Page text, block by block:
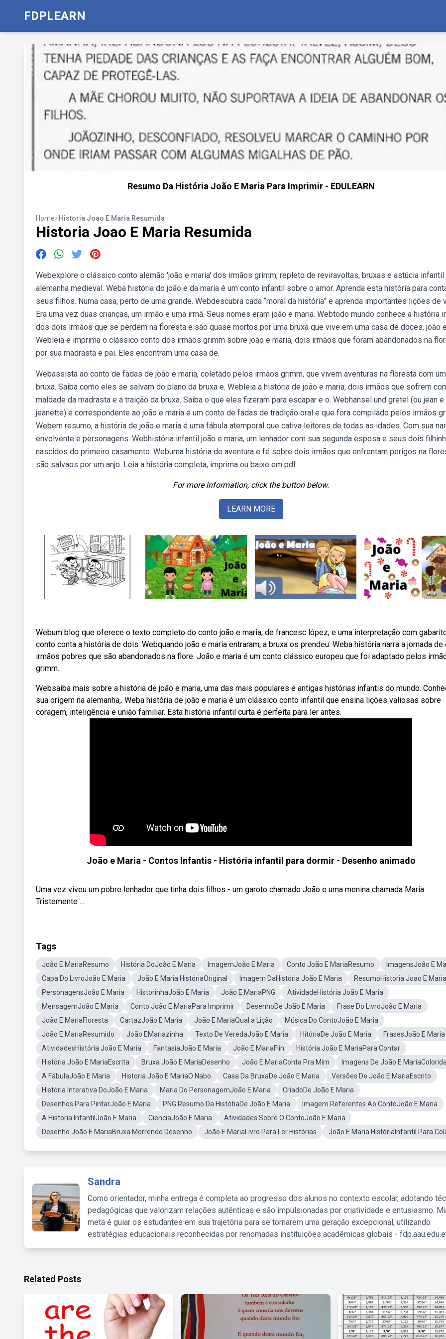
FDPLEARN
Resumo Da História João E Maria Para Imprimir - EDULEARN
Home>Historia Joao E Maria Resumida
Historia Joao E Maria Resumida
Webexplore o clássico conto alemão 'joão e maria' dos irmãos grimm, repleto de reviravoltas, bruxas e astúcia infantil
alemanha medieval. Weba história do joão e da maria é um conto infantil sobre o amor. Aprenda esta história para
seus filhos. Numa casa, perto de uma grande. Webdescubra cada “moral da história” e aprenda importantes lições de
Era uma vez duas crianças, um irmão e uma irmã. Seus nomes eram joão e maria. Webtodo mundo conhece a história
dos dois irmãos que se perdem na floresta e são quase mortos por uma bruxa que vive em uma casa de doces, joão
Webleia e imprima o clássico conto dos irmãos grimm sobre joão e maria, dois irmãos que foram abandonados na
por sua madrasta e pai. Eles encontram uma casa de.
Webassista ao conto de fadas de joão e maria, coletado pelos irmãos grimm, que vivem aventuras na floresta com
bruxa. Saiba como eles se salvam do plano da bruxa e. Webleia a história de joão e maria, dois irmãos que sofrem
maldade da madrasta e a traição da bruxa. Saiba o que eles fizeram para escapar e o. Webhänsel und gretel (ou jean e
jeanette) é correspondente ao joão e maria é um conto de fadas de tradição oral e que fora compilado pelos irmãos
Webem resumo, a história de joão e maria é uma fábula atemporal que cativa leitores de todas as idades. Com sua
envolvente e personagens. Webhistória infantil joão e maria, um lenhador com sua segunda esposa e seus dois
nascidos do primeiro casamento. Webuma história de aventura e fé sobre dois irmãos que enfrentam perigos na
são salvaos por um anjo. Leia a história completa, imprima ou baixe em pdf.
For more information, click the button below.
LEARN MORE
Webum blog que oferece o texto completo do conto joão e maria, de francesc lópez, e uma interpretação com
conto conta a história de dois. Webquando joão e maria entraram, a bruxa os prendeu. Weba história narra a jornada
irmãos pobres que são abandonados na flore. João e maria é um conto clássico europeu que foi adaptado pelos
grimm.
Websaiba mais sobre a história de joão e maria, uma das mais populares e antigas histórias infantis do mundo.
sua origem na alemanha,. Weba história de joão e maria é um clássico conto infantil que ensina lições valiosas sobre
coragem, inteligência e união familiar. Esta história infantil curta é perfeita para ler antes.
João e Maria - Contos Infantis - História infantil para dormir - Desenho animado
Uma vez viveu um pobre lenhador que tinha dois filhos - um garoto chamado João e uma menina chamada Maria.
Tristemente ...
Tags
João E MariaResumo História DoJoão E Maria ImagemJoão E Maria Conto João E MariaResumo
ImagensJoão E
Capa Do LivroJoão E Maria
João E Maria HistóriaOriginal Imagem DaHistória João E Maria
ResumoHistoria Joao E Maria
PersonagensJoão E Maria
HistorinhaJoão E Maria João E MariaPNG
AtividadeHistória João E Maria
MensagemJoão E Maria
Conto João E MariaPara Imprimir DesenhoDe João E Maria
Frase Do LivroJoão E Maria
João E MariaFloresta
CartazJoão E Maria João E MariaQual a Lição
Música Do ContoJoão E Maria
João E MariaResumido
João EMariazinha Texto De VeredaJoão E Maria HitóriaDe João E Maria
FrasesJoão E Maria
AtividadesHistória João E Maria
FantasiaJoão E Maria João E MariaFlin
História João E MariaPara Contar
História João E MariaEscrita
Bruxa João E MariaDesenho João E MariaConta Pra Mim
Imagens De João E
A FábulaJoão E Maria
Historia João E MariaO Nabo Casa Da BruxaDe João E Maria
Versões De João E MariaEscrito
História Interativa DoJoão E Maria
Maria Do PersonagemJoão E Maria
CriadoDe João E Maria
Desenhos Para PintarJoão E Maria
PNG Resumo Da HistótiaDe João E Maria
Imagem Referentes Ao ContoJoão E Maria
A Historia InfantilJoão E Maria
CienciaJoão E Maria
Atividades Sobre O ContoJoão E Maria
Desenho João E MariaBruxa Morrendo Desenho
João E MariaLivro Para Ler Histórias João E Maria HistóriaInfantil Para
Sandra
Como orientador, minha entrega é completa ao progresso dos alunos no contexto escolar, adotando
pedagógicas que valorizam relações autênticas e são impulsionadas por criatividade e entusiasmo.
meta é guiar os estudantes em sua trajetória para se tornarem uma geração excepcional, utilizando
estratégias educacionais reconhecidas por renomadas instituições acadêmicas globais -
Related Posts